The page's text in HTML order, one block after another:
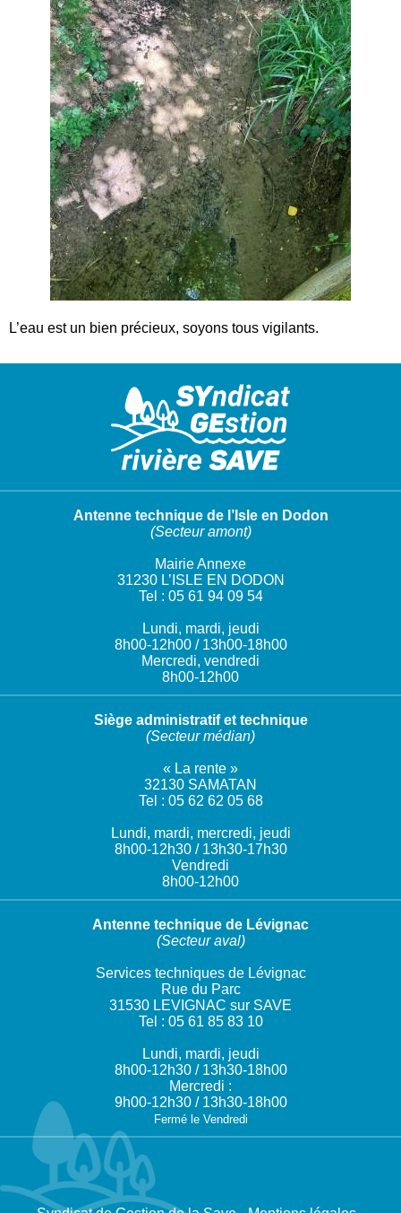
L’eau est un bien précieux, soyons tous vigilants.
Antenne technique de l’Isle en Dodon
(Secteur amont)
Mairie Annexe
31230 L’ISLE EN DODON
Tel : 05 61 94 09 54
Lundi, mardi, jeudi
8h00-12h00 / 13h00-18h00
Mercredi, vendredi
8h00-12h00
Siège administratif et technique
(Secteur médian)
« La rente »
32130 SAMATAN
Tel : 05 62 62 05 68
Lundi, mardi, mercredi, jeudi
8h00-12h30 / 13h30-17h30
Vendredi
8h00-12h00
Antenne technique de Lévignac
(Secteur aval)
Services techniques de Lévignac
Rue du Parc
31530 LEVIGNAC sur SAVE
Tel : 05 61 85 83 10
Lundi, mardi, jeudi
8h00-12h30 / 13h30-18h00
Mercredi :
9h00-12h30 / 13h30-18h00
Fermé le Vendredi